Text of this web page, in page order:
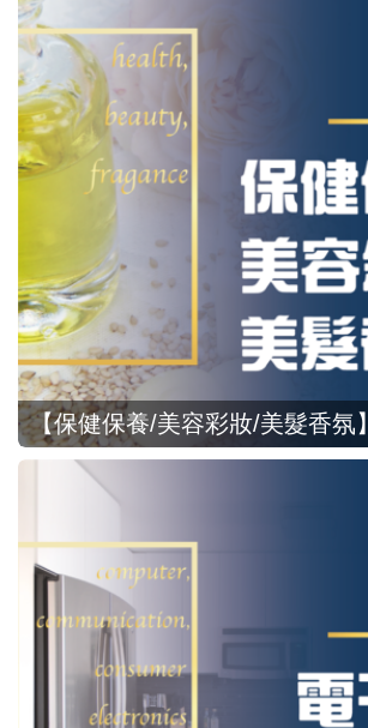
【保健保養/美容彩妝/美髮香氛】